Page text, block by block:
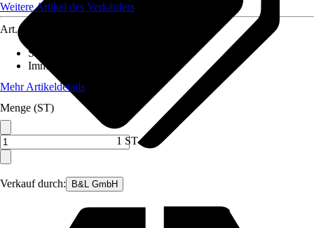
Verkauf durch: B&L GmbH
Weitere Artikel des Verkäufers
Art.-Nr.
Standort
Immergrün
Mehr Artikeldetails
Menge (ST)
1 ST